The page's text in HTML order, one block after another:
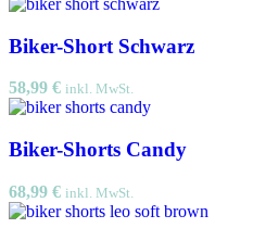
Biker-Short Schwarz
58,99 € inkl. MwSt.
Biker-Shorts Candy
68,99 € inkl. MwSt.